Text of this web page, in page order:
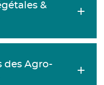
&
des Agro-